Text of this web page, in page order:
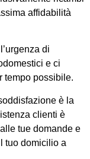
affidabilità
di
e ci
tempo possibile.
è la
clienti è
tue domande e
tuo domicilio a